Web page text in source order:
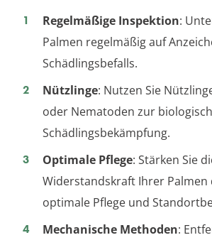
Regelmäßige Inspektion:
Palmen regelmäßig auf
Schädlingsbefalls.
Nützlinge: Nutzen Sie
oder Nematoden zur
Schädlingsbekämpfung.
Optimale Pflege: Stärken Sie
Widerstandskraft Ihrer Palmen
optimale Pflege und
Mechanische Methoden: